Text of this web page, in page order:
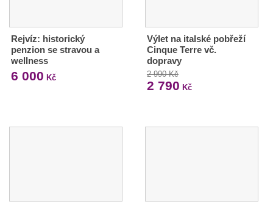
Rejvíz: historický
penzion se stravou a
wellness
6 000 Kč
Výlet na italské pobřeží
Cinque Terre vč.
dopravy
2 990 Kč
2 790 Kč